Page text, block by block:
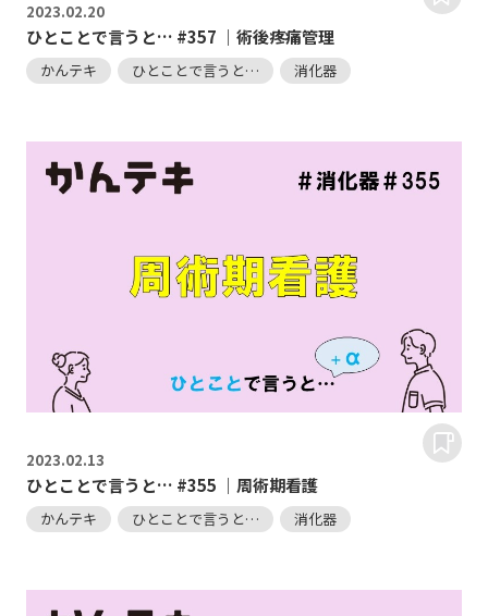
2023.02.20
ひとことで言うと… #357 ｜術後疼痛管理
かんテキ ひとことで言うと… 消化器
2023.02.13
ひとことで言うと… #355 ｜周術期看護
かんテキ ひとことで言うと… 消化器